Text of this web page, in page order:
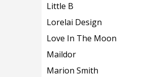
Little B
Lorelai Design
Love In The Moon
Maildor
Marion Smith